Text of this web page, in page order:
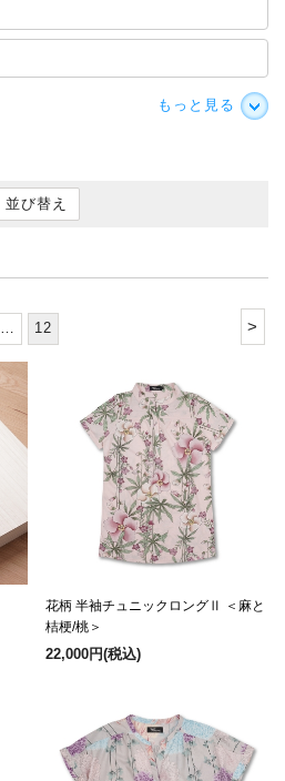
もっと見る
並び替え
>
… 12
花柄 半袖チュニックロングⅡ ＜麻と
桔梗/桃＞
22,000円(税込)